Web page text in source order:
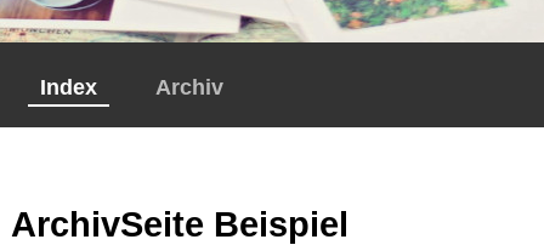
Index Archiv
ArchivSeite Beispiel